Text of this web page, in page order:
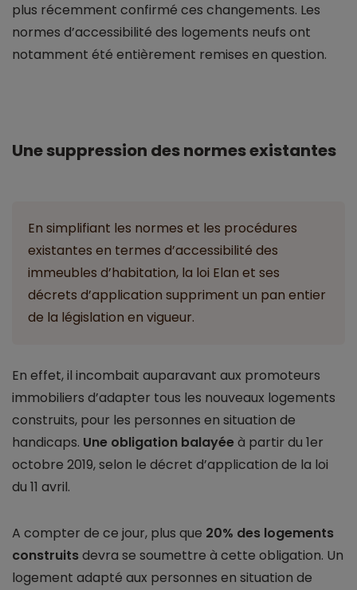
plus récemment confirmé ces changements. Les
normes d’accessibilité des logements neufs ont
notamment été entièrement remises en question.
Une suppression des normes existantes
En simplifiant les normes et les procédures
existantes en termes d’accessibilité des
immeubles d’habitation, la loi Elan et ses
décrets d’application suppriment un pan entier
de la législation en vigueur.
En effet, il incombait auparavant aux promoteurs
immobiliers d’adapter tous les nouveaux logements
construits, pour les personnes en situation de
handicaps. Une obligation balayéeà partir du 1er
octobre 2019, selon le décret d’application de la loi
du 11 avril.
A compter de ce jour, plus que 20% des logements
construitsdevra se soumettre à cette obligation. Un
logement adapté aux personnes en situation de